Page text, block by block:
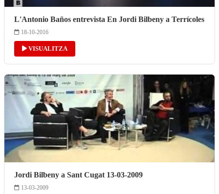
L'Antonio Baños entrevista En Jordi Bilbeny a Terrícoles
18-10-2016
VISUALITZA
Jordi Bilbeny a Sant Cugat 13-03-2009
13-03-2009